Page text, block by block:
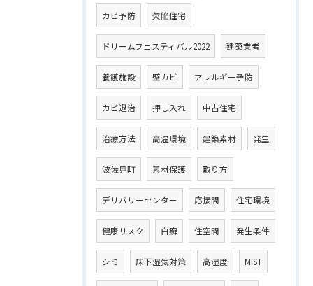
カビ予防 欠陥住宅
ドリームフェスティバル2022 建築業者
養護施設 壁カビ アレルギー予防
カビ退治 押し入れ 中古住宅
治療方法 高温環境 建築素材 発生
波佐見町 素材保護 取り方
デリバリーセンター 応接間 住宅環境
健康リスク 白癬 住空間 発生条件
シミ 床下湿気対策 高湿度 MIST